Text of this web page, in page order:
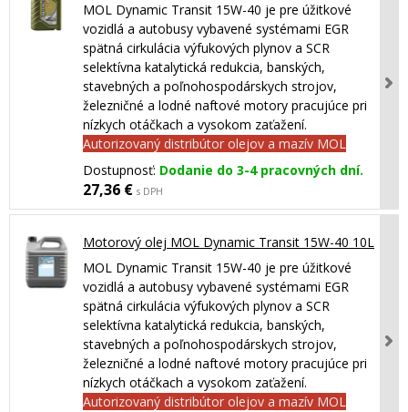
MOL Dynamic Transit 15W-40 je pre úžitkové
vozidlá a autobusy vybavené systémami EGR
spätná cirkulácia výfukových plynov a SCR
selektívna katalytická redukcia, banských,
stavebných a poľnohospodárskych strojov,
železničné a lodné naftové motory pracujúce pri
nízkych otáčkach a vysokom zaťažení.
Autorizovaný distribútor olejov a mazív MOL
Dostupnosť: Dodanie do 3-4 pracovných dní.
27,36 € s DPH
Motorový olej MOL Dynamic Transit 15W-40 10L
MOL Dynamic Transit 15W-40 je pre úžitkové
vozidlá a autobusy vybavené systémami EGR
spätná cirkulácia výfukových plynov a SCR
selektívna katalytická redukcia, banských,
stavebných a poľnohospodárskych strojov,
železničné a lodné naftové motory pracujúce pri
nízkych otáčkach a vysokom zaťažení.
Autorizovaný distribútor olejov a mazív MOL